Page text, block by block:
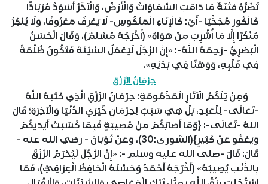
تَضُرُّهُ فِتْنَةٌ مَا دَامَتِ السَّمَاوَاتُ وَالْأَرْضُ، وَالْآخَرُ أَسْوَدُ مُرْبَادًّا
كَالْكُوزِ مُجَخِّيًا -أَيْ: كَالْإِنَاءِ الْمَنْكُوسِ- لَا يَعْرِفُ مَعْرُوفًا، وَلَا يُنْكِرُ
مُنْكَرًا إِلَّا مَا أُشْرِبَ مِنْ هَوَاهُ» (أَخْرَجَهُ مُسْلِمٌ)، وَقَالَ الْحَسَنُ
الْبَصْرِيُّ -رَحِمَهُ اللَّهُ-: «إِنَّ الرَّجُلَ لَيَعْمَلُ السَّيِّئَةَ فَتَكُونُ ظُلْمَةً
فِي قَلْبِهِ، وَوَهْنًا فِي بَدَنِهِ».
حِرْمَانُ الرِّزْقِ
وَمِنْ تِلْكُمُ الْآثَارِ الْمَذْمُومَةِ: حِرْمَانُ الرِّزْقِ الَّذِي كَتَبَهُ اللَّهُ
-تَعَالَى- لِلْعَبْدِ، بَلْ هِيَ سَبَبٌ لِحِرْمَانِ خَيْرَيِ الدُّنْيَا وَالْآخِرَةِ؛ قَالَ
اللهُ -تَعَالَى-: {وَمَا أَصَابَكُمْ مِنْ مُصِيبَةٍ فَبِمَا كَسَبَتْ أَيْدِيكُمْ
وَيَعْفُو عَنْ كَثِيرٍ}(الشورى:30)، وَعَنْ ثَوْبَانَ - رضي الله عنه -
قَالَ: قَالَ -صلى الله عليه وسلم -: «إِنَّ الرَّجُلَ لَيُحْرَمُ الرِّزْقَ
بِالذَّنْبِ يُصِيبُهُ» (أَخْرَجَهُ أَحْمَدُ وَحَسَّنَهُ الْحَافِظُ الْعِرَاقِيُّ)، فَمَا